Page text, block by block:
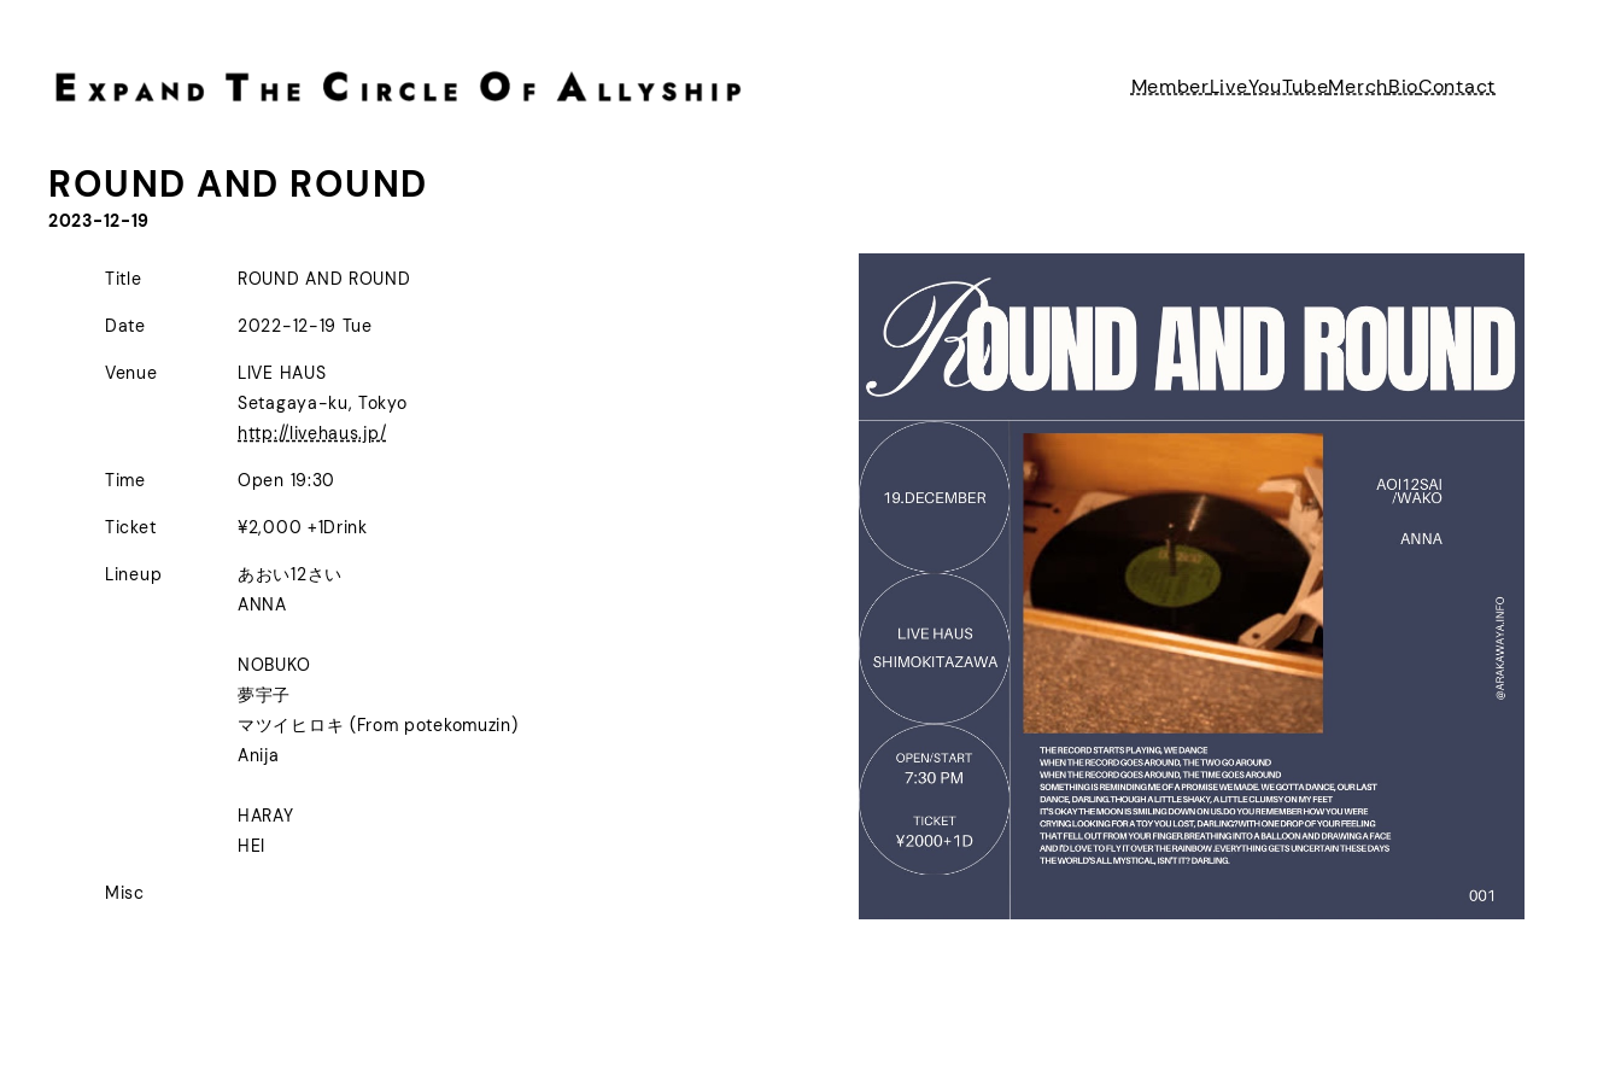
MemberLiveYouTubeMerchBioContact
ROUND AND ROUND
2023-12-19
Title ROUND AND ROUND
Date 2022-12-19 Tue
Venue
LIVE HAUS
Setagaya-ku, Tokyo
http://livehaus.jp/
Time Open 19:30
Ticket ¥2,000 +1Drink
Lineup
あおい12さい
ANNA
NOBUKO
夢宇子
マツイヒロキ (From potekomuzin)
Anija
HARAY
HEI
Misc